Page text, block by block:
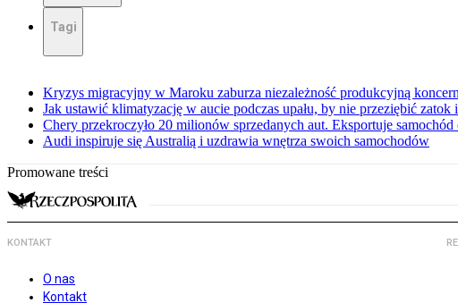
Tagi
Kryzys migracyjny w Maroku zaburza niezależność produkcyjną
Jak ustawić klimatyzację w aucie podczas upału, by nie przeziębić
Chery przekroczyło 20 milionów sprzedanych aut. Eksportuje samochód
Audi inspiruje się Australią i uzdrawia wnętrza swoich samochodów
Promowane treści
KONTAKT
O nas
Kontakt